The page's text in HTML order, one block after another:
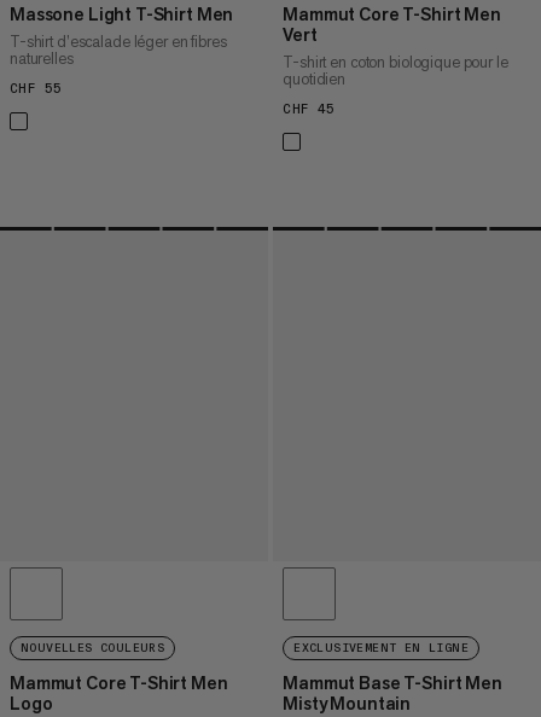
Massone Light T-Shirt Men
T-shirt d’escalade léger en fibres
naturelles
CHF 55
Mammut Core T-Shirt Men
Vert
T-shirt en coton biologique pour le
quotidien
CHF 45
NOUVELLES COULEURS
Mammut Core T-Shirt Men
Logo
EXCLUSIVEMENT EN LIGNE
Mammut Base T-Shirt Men
Misty Mountain